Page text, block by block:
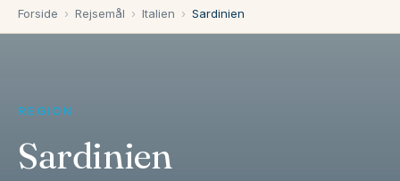
Forside › Rejsemål › Italien › Sardinien
REGION
Sardinien